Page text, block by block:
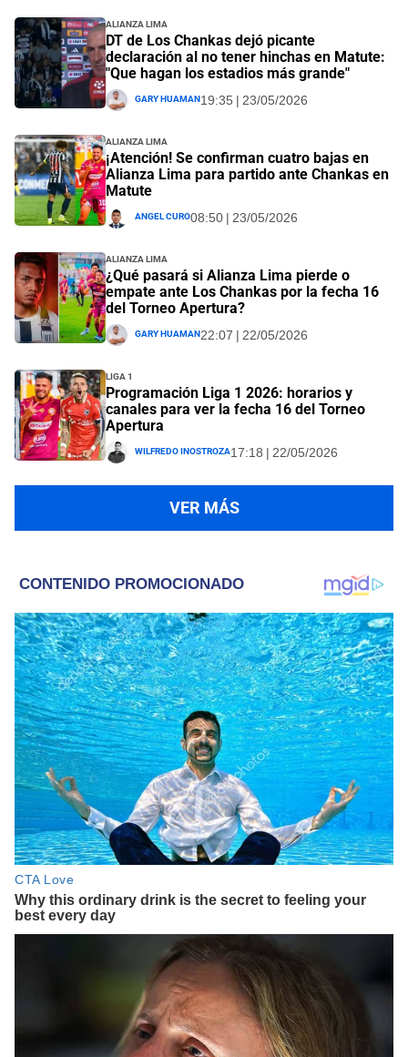
Alianza Lima
DT de Los Chankas dejó picante
declaración al no tener hinchas en Matute:
"Que hagan los estadios más grande"
Gary Huaman19:35 | 23/05/2026
Alianza Lima
¡Atención! Se confirman cuatro bajas en
Alianza Lima para partido ante Chankas en
Matute
Angel Curo08:50 | 23/05/2026
Alianza Lima
¿Qué pasará si Alianza Lima pierde o
empate ante Los Chankas por la fecha 16
del Torneo Apertura?
Gary Huaman22:07 | 22/05/2026
Liga 1
Programación Liga 1 2026: horarios y
canales para ver la fecha 16 del Torneo
Apertura
Wilfredo Inostroza17:18 | 22/05/2026
VER MÁS